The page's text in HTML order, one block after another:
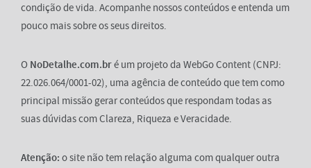
condição de vida. Acompanhe nossos conteúdos e entenda um
pouco mais sobre os seus direitos.
O NoDetalhe.com.bré um projeto da WebGo Content (CNPJ:
22.026.064/0001-02), uma agência de conteúdo que tem como
principal missão gerar conteúdos que respondam todas as
suas dúvidas com Clareza, Riqueza e Veracidade.
Atenção: o site não tem relação alguma com qualquer outra